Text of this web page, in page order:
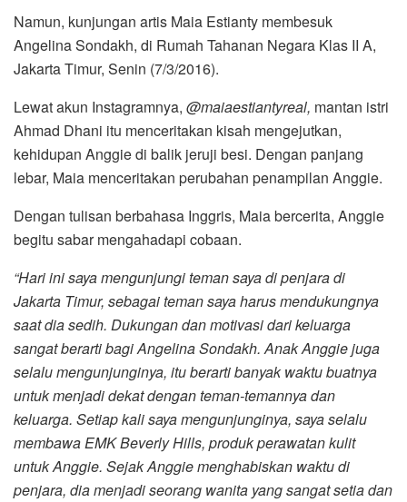
Namun, kunjungan artis Maia Estianty membesuk
Angelina Sondakh, di Rumah Tahanan Negara Klas II A,
Jakarta Timur, Senin (7/3/2016).
Lewat akun Instagramnya, @maiaestiantyreal, mantan istri
Ahmad Dhani itu menceritakan kisah mengejutkan,
kehidupan Anggie di balik jeruji besi. Dengan panjang
lebar, Maia menceritakan perubahan penampilan Anggie.
Dengan tulisan berbahasa Inggris, Maia bercerita, Anggie
begitu sabar mengahadapi cobaan.
“Hari ini saya mengunjungi teman saya di penjara di
Jakarta Timur, sebagai teman saya harus mendukungnya
saat dia sedih. Dukungan dan motivasi dari keluarga
sangat berarti bagi Angelina Sondakh. Anak Anggie juga
selalu mengunjunginya, itu berarti banyak waktu buatnya
untuk menjadi dekat dengan teman-temannya dan
keluarga. Setiap kali saya mengunjunginya, saya selalu
membawa EMK Beverly Hills, produk perawatan kulit
untuk Anggie. Sejak Anggie menghabiskan waktu di
penjara, dia menjadi seorang wanita yang sangat setia dan